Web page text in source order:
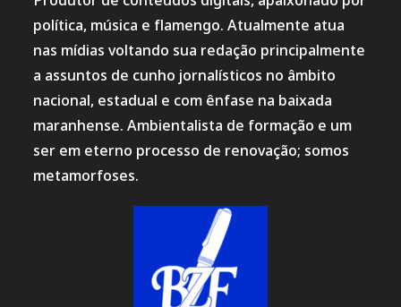
política, música e flamengo. Atualmente atua
nas mídias voltando sua redação principalmente
a assuntos de cunho jornalísticos no âmbito
nacional, estadual e com ênfase na baixada
maranhense. Ambientalista de formação e um
ser em eterno processo de renovação; somos
metamorfoses.